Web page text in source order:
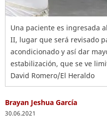
Una paciente es ingresada
II, lugar que será revisado
acondicionado y así dar
estabilización, que se ve
David Romero/El Heraldo
Brayan Jeshua García
30.06.2021